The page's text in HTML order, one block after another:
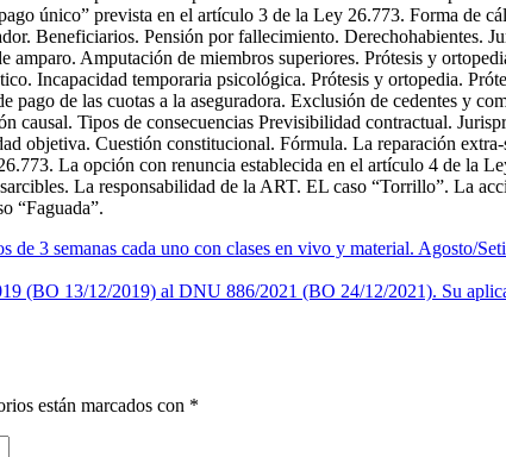
único” prevista en el artículo 3 de la Ley 26.773. Forma de
Beneficiarios. Pensión por fallecimiento. Derechohabientes.
amparo. Amputación de miembros superiores. Prótesis y
Incapacidad temporaria psicológica. Prótesis y ortopedia.
de las cuotas a la aseguradora. Exclusión de cedentes y
causal. Tipos de consecuencias Previsibilidad contractual.
objetiva. Cuestión constitucional. Fórmula. La reparación
La opción con renuncia establecida en el artículo 4 de la
La responsabilidad de la ART. EL caso “Torrillo”. La
“Faguada”.
3 semanas cada uno con clases en vivo y material. Agosto/
13/12/2019) al DNU 886/2021 (BO 24/12/2021). Su
están marcados con *